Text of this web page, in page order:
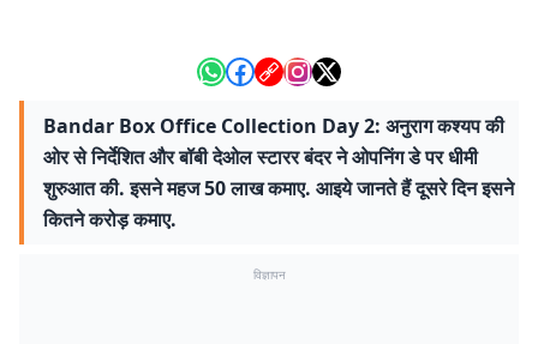
Bandar Box Office Collection Day 2: अनुराग कश्यप की
ओर से निर्देशित और बॉबी देओल स्टारर बंदर ने ओपनिंग डे पर धीमी
शुरुआत की. इसने महज 50 लाख कमाए. आइये जानते हैं दूसरे दिन इसने
कितने करोड़ कमाए.
विज्ञापन